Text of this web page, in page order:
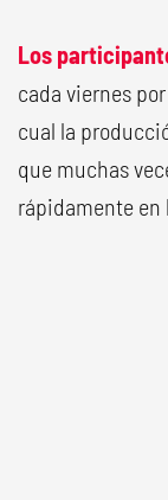
Los
cada viernes
cual la
que muchas
rápidamente en